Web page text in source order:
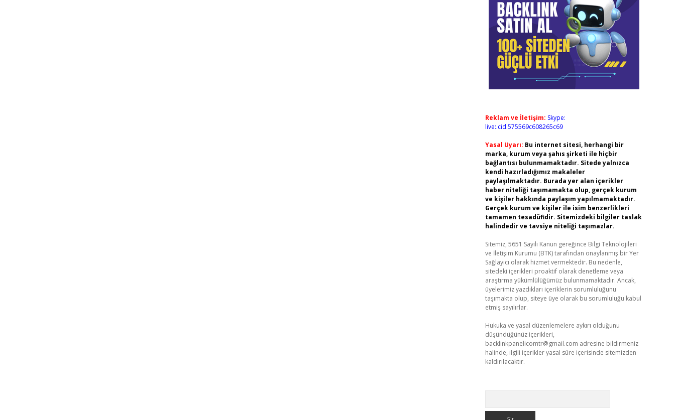
Reklam ve İletişim: Skype:
live:.cid.575569c608265c69
Yasal Uyarı: Bu internet sitesi, herhangi bir
marka, kurum veya şahıs şirketi ile hiçbir
bağlantısı bulunmamaktadır. Sitede yalnızca
kendi hazırladığımız makaleler
paylaşılmaktadır. Burada yer alan içerikler
haber niteliği taşımamakta olup, gerçek kurum
ve kişiler hakkında paylaşım yapılmamaktadır.
Gerçek kurum ve kişiler ile isim benzerlikleri
tamamen tesadüfidir. Sitemizdeki bilgiler taslak
halindedir ve tavsiye niteliği taşımazlar.
Sitemiz, 5651 Sayılı Kanun gereğince Bilgi Teknolojileri
ve İletişim Kurumu (BTK) tarafından onaylanmış bir Yer
Sağlayıcı olarak hizmet vermektedir. Bu nedenle,
sitedeki içerikleri proaktif olarak denetleme veya
araştırma yükümlülüğümüz bulunmamaktadır. Ancak,
üyelerimiz yazdıkları içeriklerin sorumluluğunu
taşımakta olup, siteye üye olarak bu sorumluluğu kabul
etmiş sayılırlar.
Hukuka ve yasal düzenlemelere aykırı olduğunu
düşündüğünüz içerikleri,
backlinkpanelicomtr@gmail.com adresine bildirmeniz
halinde, ilgili içerikler yasal süre içerisinde sitemizden
kaldırılacaktır.